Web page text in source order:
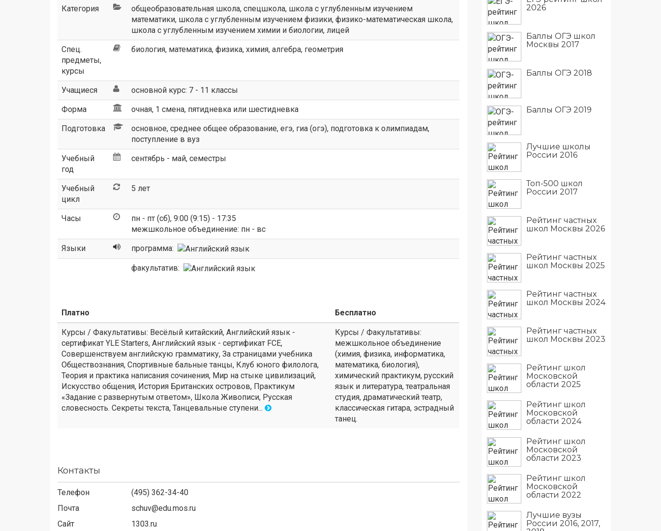
Категория общеобразовательная школа, спецшкола, школа с углубленным изучением
математики, школа с углубленным изучением физики, физико-математическая школа,
школа с углубленным изучением химии и биологии, лицей
Спец.
предметы,
курсы
биология, математика, физика, химия, алгебра, геометрия
Учащиеся основной курс: 7 - 11 классы
Форма очная, 1 смена, пятидневка или шестидневка
Подготовка
основное, среднее общее образование, егэ, гиа (огэ), подготовка к олимпиадам,
поступление в вуз
Учебный
год
сентябрь - май, семестры
Учебный
цикл
5 лет
Часы
пн - пт (сб), 9:00 (9:15) - 17:35
межшкольное объединение: пн - вс
Языки программа:
факультатив:
Платно Бесплатно
Курсы / Факультативы: Весёлый китайский, Английский язык -
сертификат YLE Starters, Английский язык - сертификат FCE,
Совершенствуем английскую грамматику, За страницами учебника
Обществознания, Спортивные бальные танцы, Клуб юного филолога,
Теория и практика написания сочинения, Мир на стыке цивилизаций,
Искусство общения, История Британских островов, Практикум
«Задание с развернутым ответом», Школа Живописи, Русская
словесность. Секреты текста, Танцевальные ступени...
Курсы / Факультативы:
межшкольное объединение
(химия, физика, информатика,
математика, биология),
химический практикум, русский
язык и литература, театральная
студия, драматический театр,
классическая гитара, эстрадный
танец.
Контакты
Телефон
(495) 362-34-40
Почта
schuv@edu.mos.ru
Сайт
1303.ru
2026
Баллы ОГЭ школ
Москвы 2017
Баллы ОГЭ 2018
Баллы ОГЭ 2019
Лучшие школы
России 2016
Топ-500 школ
России 2017
Рейтинг частных
школ Москвы 2026
Рейтинг частных
школ Москвы 2025
Рейтинг частных
школ Москвы 2024
Рейтинг частных
школ Москвы 2023
Рейтинг школ
Московской
области 2025
Рейтинг школ
Московской
области 2024
Рейтинг школ
Московской
области 2023
Рейтинг школ
Московской
области 2022
Лучшие вузы
России 2016, 2017,